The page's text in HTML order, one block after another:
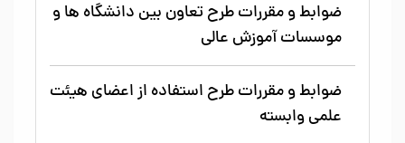
ضوابط و مقررات طرح تعاون بین دانشگاه ها و
موسسات آموزش عالی
ضوابط و مقررات طرح استفاده از اعضای هیئت
علمی وابسته